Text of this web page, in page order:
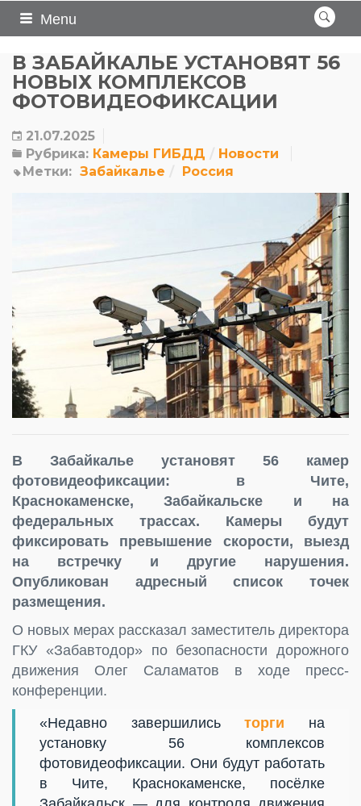
Menu
В ЗАБАЙКАЛЬЕ УСТАНОВЯТ 56
НОВЫХ КОМПЛЕКСОВ
ФОТОВИДЕОФИКСАЦИИ
21.07.2025
Рубрика: Камеры ГИБДД
Новости
Метки: Забайкалье Россия
В Забайкалье установят 56 камер
фотовидеофиксации: в Чите,
Краснокаменске, Забайкальске и на
федеральных трассах. Камеры будут
фиксировать превышение скорости, выезд
на встречку и другие нарушения.
Опубликован адресный список точек
размещения.
О новых мерах рассказал заместитель директора
ГКУ «Забавтодор» по безопасности дорожного
движения Олег Саламатов в ходе пресс-
конференции.
«Недавно завершилисьторги на
установку 56 комплексов
фотовидеофиксации. Они будут работать
в Чите, Краснокаменске, посёлке